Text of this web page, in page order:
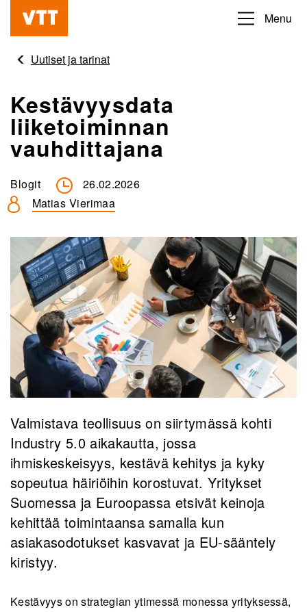
Hyppää
pääsisältöön
Beyond
obvious
Menu
Uutiset ja tarinat
Kestävyysdata
liiketoiminnan
vauhdittajana
Blogit
26.02.2026
Matias Vierimaa
Valmistava teollisuus on siirtymässä kohti
Industry 5.0 aikakautta, jossa
ihmiskeskeisyys, kestävä kehitys ja kyky
sopeutua häiriöihin korostuvat. Yritykset
Suomessa ja Euroopassa etsivät keinoja
kehittää toimintaansa samalla kun
asiakasodotukset kasvavat ja EU-sääntely
kiristyy.
Kestävyys on strategian ytimessä monessa yrityksessä,